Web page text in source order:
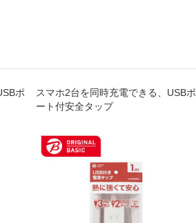
ポ
スマホ2台を同時充電できる、USBポ
ート付安全タップ